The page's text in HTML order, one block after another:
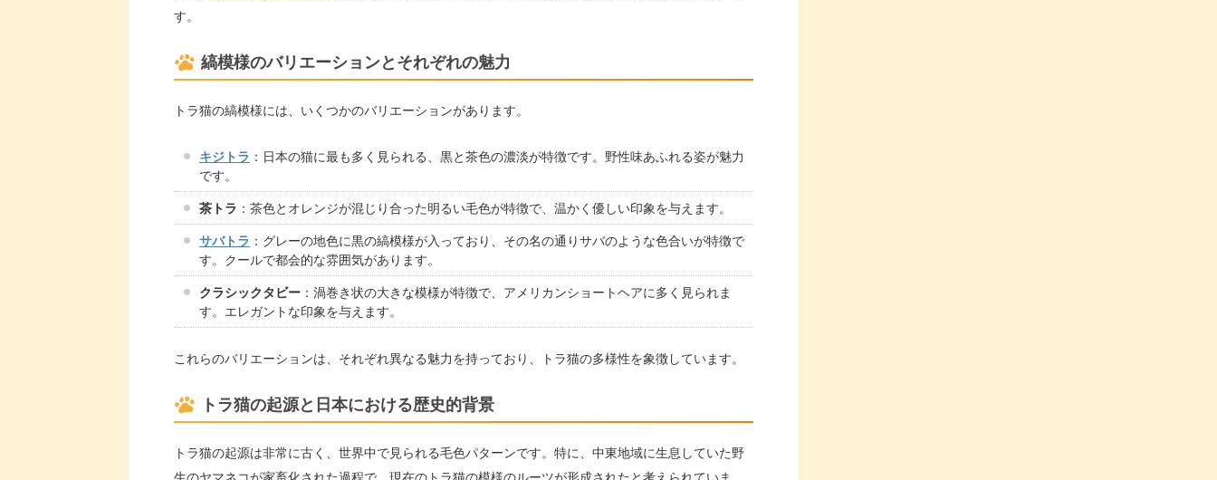
す。
縞模様のバリエーションとそれぞれの魅力
トラ猫の縞模様には、いくつかのバリエーションがあります。
キジトラ ：日本の猫に最も多く見られる、黒と茶色の濃淡が特徴です。野性味あふれる姿が魅力
です。
茶トラ ：茶色とオレンジが混じり合った明るい毛色が特徴で、温かく優しい印象を与えます。
サバトラ ：グレーの地色に黒の縞模様が入っており、その名の通りサバのような色合いが特徴で
す。クールで都会的な雰囲気があります。
クラシックタビー ：渦巻き状の大きな模様が特徴で、アメリカンショートヘアに多く見られま
す。エレガントな印象を与えます。
これらのバリエーションは、それぞれ異なる魅力を持っており、トラ猫の多様性を象徴しています。
トラ猫の起源と日本における歴史的背景
トラ猫の起源は非常に古く、世界中で見られる毛色パターンです。特に、中東地域に生息していた野
生のヤマネコが家畜化された過程で、現在のトラ猫の模様のルーツが形成されたと考えられていま